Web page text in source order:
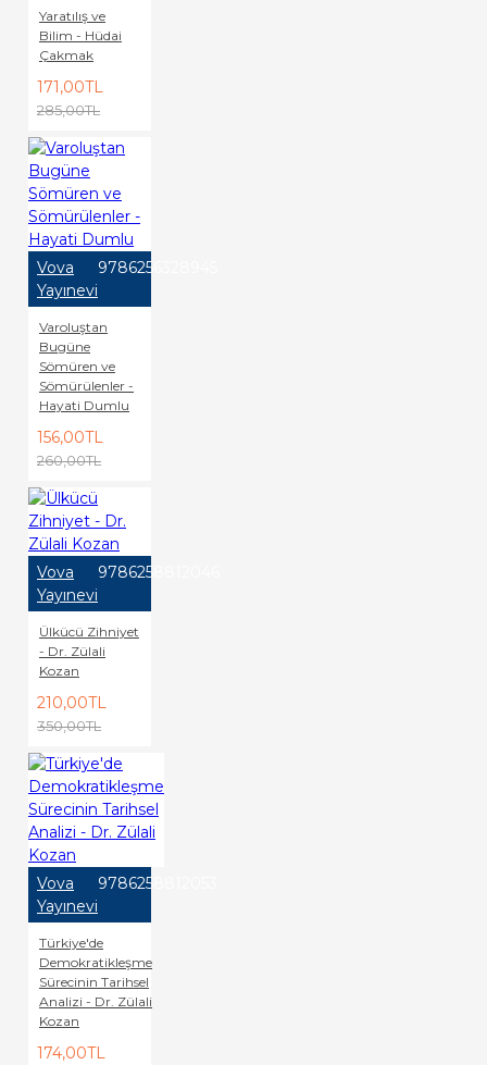
Yaratılış ve
Bilim - Hüdai
Çakmak
171,00TL
285,00TL
Vova
Yayınevi
9786256328945
Varoluştan
Bugüne
Sömüren ve
Sömürülenler -
Hayati Dumlu
156,00TL
260,00TL
Vova
Yayınevi
9786258812046
Ülkücü Zihniyet
- Dr. Zülali
Kozan
210,00TL
350,00TL
Vova
Yayınevi
9786258812053
Türkiye'de
Demokratikleşme
Sürecinin Tarihsel
Analizi - Dr. Zülali
Kozan
174,00TL